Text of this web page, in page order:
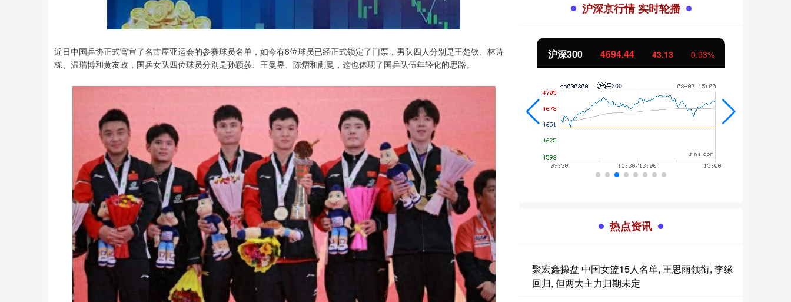
近日中国乒协正式官宣了名古屋亚运会的参赛球员名单，如今有8位球员已经正式锁定了门票，男队四人分别是王楚钦、林诗
栋、温瑞博和黄友政，国乒女队四位球员分别是孙颖莎、王曼昱、陈熠和蒯曼，这也体现了国乒队伍年轻化的思路。
沪深京行情 实时轮播
深证成指 14311.01 200.89 1.42% 沪深300 4694.44 43.13 0.93% 北证50 1134.24 11.37 1.01%
热点资讯
聚宏鑫操盘 中国女篮15人名单, 王思雨领衔, 李缘
回归, 但两大主力归期未定